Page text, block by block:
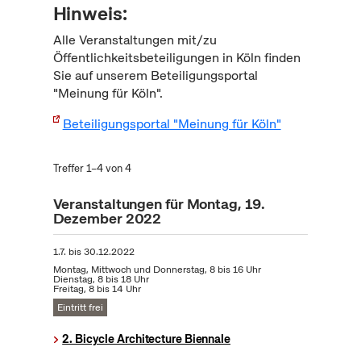
Hinweis:
Alle Veranstaltungen mit/zu
Öffentlichkeitsbeteiligungen in Köln finden
Sie auf unserem Beteiligungsportal
"Meinung für Köln".
Beteiligungsportal "Meinung für Köln"
Treffer 1–4 von 4
Veranstaltungen für Montag, 19.
Dezember 2022
1.7. bis30.12.2022
Montag, Mittwoch und Donnerstag, 8 bis 16 Uhr
Dienstag, 8 bis 18 Uhr
Freitag, 8 bis 14 Uhr
Eintritt frei
2. Bicycle Architecture Biennale